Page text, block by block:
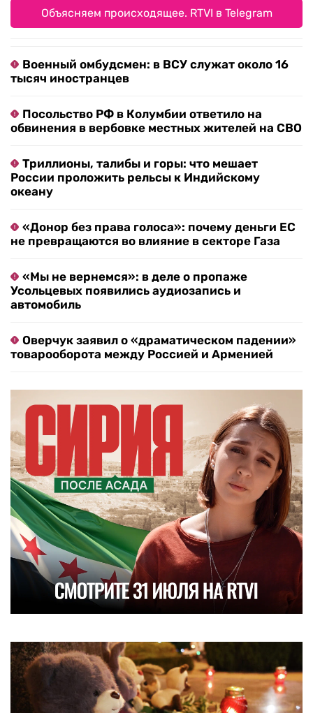
Объясняем происходящее. RTVI в Telegram
Военный омбудсмен: в ВСУ служат около 16
тысяч иностранцев
Посольство РФ в Колумбии ответило на
обвинения в вербовке местных жителей на СВО
Триллионы, талибы и горы: что мешает
России проложить рельсы к Индийскому
океану
«Донор без права голоса»: почему деньги ЕС
не превращаются во влияние в секторе Газа
«Мы не вернемся»: в деле о пропаже
Усольцевых появились аудиозапись и
автомобиль
Оверчук заявил о «драматическом падении»
товарооборота между Россией и Арменией